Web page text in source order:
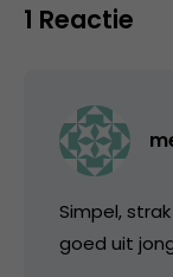
1 Reactie
Simpel,
goed uit